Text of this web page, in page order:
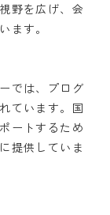
野を広げ、会
ます。
では、プログ
ています。国
ートするため
提供していま